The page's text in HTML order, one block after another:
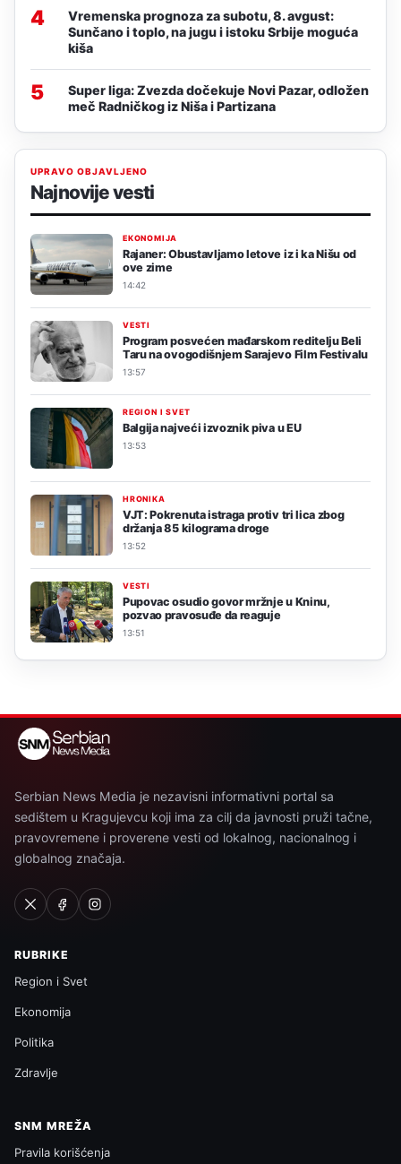
4
Vremenska prognoza za subotu, 8. avgust:
Sunčano i toplo, na jugu i istoku Srbije moguća
kiša
5
Super liga: Zvezda dočekuje Novi Pazar, odložen
meč Radničkog iz Niša i Partizana
UPRAVO OBJAVLJENO
Najnovije vesti
EKONOMIJA
Rajaner: Obustavljamo letove iz i ka Nišu od
ove zime
14:42
VESTI
Program posvećen mađarskom reditelju Beli
Taru na ovogodišnjem Sarajevo Film Festivalu
13:57
REGION I SVET
Balgija najveći izvoznik piva u EU
13:53
HRONIKA
VJT: Pokrenuta istraga protiv tri lica zbog
držanja 85 kilograma droge
13:52
VESTI
Pupovac osudio govor mržnje u Kninu,
pozvao pravosuđe da reaguje
13:51
Serbian News Media je nezavisni informativni portal sa
sedištem u Kragujevcu koji ima za cilj da javnosti pruži tačne,
pravovremene i proverene vesti od lokalnog, nacionalnog i
globalnog značaja.
RUBRIKE
Region i Svet
Ekonomija
Politika
Zdravlje
SNM MREŽA
Pravila korišćenja